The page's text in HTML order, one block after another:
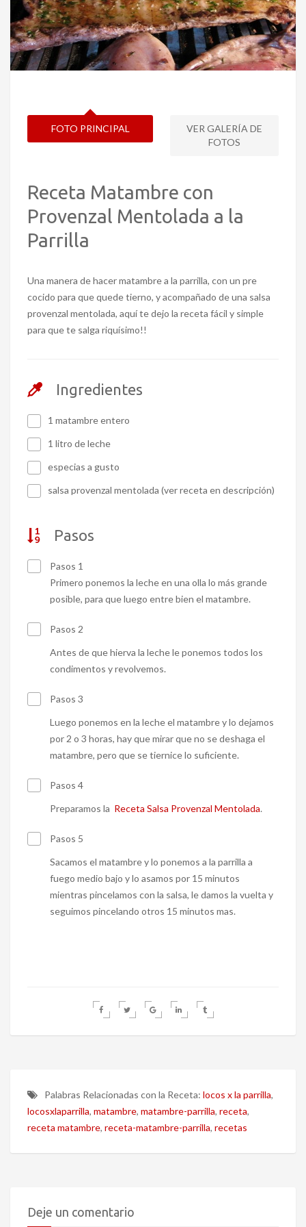
FOTO PRINCIPAL
VER GALERÍA DE
FOTOS
Receta Matambre con
Provenzal Mentolada a la
Parrilla
Una manera de hacer matambre a la parrilla, con un pre
cocido para que quede tierno, y acompañado de una salsa
provenzal mentolada, aquí te dejo la receta fácil y simple
para que te salga riquísimo!!
Ingredientes
1 matambre entero
1 litro de leche
especias a gusto
salsa provenzal mentolada (ver receta en descripción)
Pasos
Pasos 1
Primero ponemos la leche en una olla lo más grande
posible, para que luego entre bien el matambre.
Pasos 2
Antes de que hierva la leche le ponemos todos los
condimentos y revolvemos.
Pasos 3
Luego ponemos en la leche el matambre y lo dejamos
por 2 o 3 horas, hay que mirar que no se deshaga el
matambre, pero que se tiernice lo suficiente.
Pasos 4
Preparamos la Receta Salsa Provenzal Mentolada.
Pasos 5
Sacamos el matambre y lo ponemos a la parrilla a
fuego medio bajo y lo asamos por 15 minutos
mientras pincelamos con la salsa, le damos la vuelta y
seguimos pincelando otros 15 minutos mas.
Palabras Relacionadas con la Receta: locos x la parrilla,
locosxlaparrilla, matambre, matambre-parrilla, receta,
receta matambre, receta-matambre-parrilla, recetas
Deje un comentario